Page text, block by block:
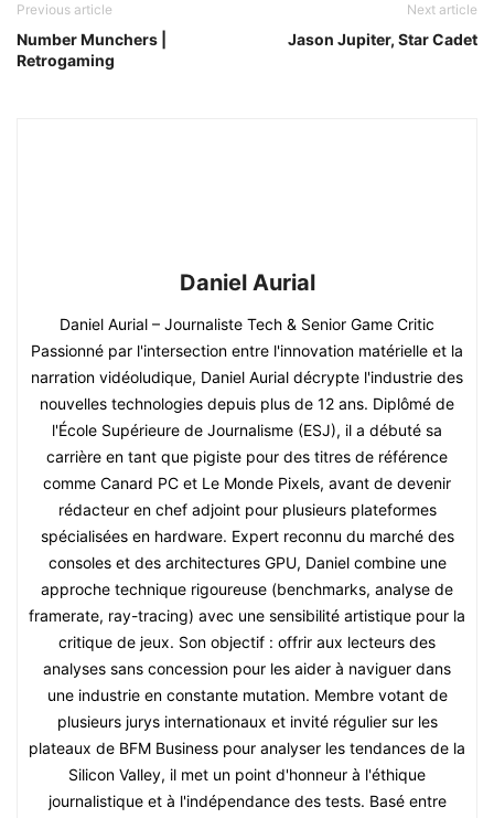
Previous article
Number Munchers |
Retrogaming
Next article
Jason Jupiter, Star Cadet
Daniel Aurial
Daniel Aurial – Journaliste Tech & Senior Game Critic
Passionné par l'intersection entre l'innovation matérielle et la
narration vidéoludique, Daniel Aurial décrypte l'industrie des
nouvelles technologies depuis plus de 12 ans. Diplômé de
l'École Supérieure de Journalisme (ESJ), il a débuté sa
carrière en tant que pigiste pour des titres de référence
comme Canard PC et Le Monde Pixels, avant de devenir
rédacteur en chef adjoint pour plusieurs plateformes
spécialisées en hardware. Expert reconnu du marché des
consoles et des architectures GPU, Daniel combine une
approche technique rigoureuse (benchmarks, analyse de
framerate, ray-tracing) avec une sensibilité artistique pour la
critique de jeux. Son objectif : offrir aux lecteurs des
analyses sans concession pour les aider à naviguer dans
une industrie en constante mutation. Membre votant de
plusieurs jurys internationaux et invité régulier sur les
plateaux de BFM Business pour analyser les tendances de la
Silicon Valley, il met un point d'honneur à l'éthique
journalistique et à l'indépendance des tests. Basé entre